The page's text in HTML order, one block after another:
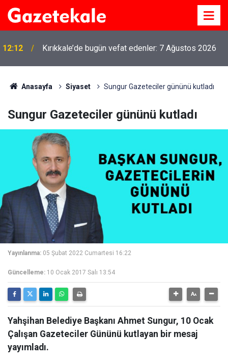
12:12 Kırıkkale’de bugün vefat edenler: 7 Ağustos 2026
Anasayfa Siyaset Sungur Gazeteciler gününü kutladı
Sungur Gazeteciler gününü kutladı
Yayınlanma: 05 Şubat 2022 Cumartesi 16:22
Güncelleme: 10 Ocak 2017 Salı 13:54
Yahşihan Belediye Başkanı Ahmet Sungur, 10 Ocak
Çalışan Gazeteciler Gününü kutlayan bir mesaj
yayımladı.